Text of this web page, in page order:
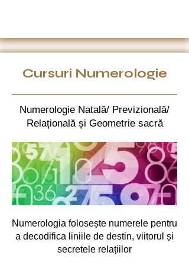
Cursuri Numerologie
Numerologie Natală/ Previzională/
Relațională și Geometrie sacră
Numerologia folosește numerele pentru
a decodifica liniile de destin, viitorul și
secretele relațiilor